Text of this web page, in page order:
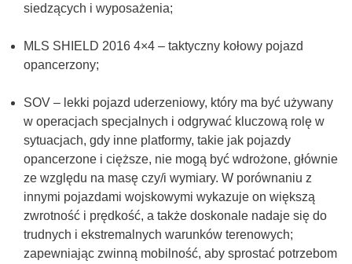
siedzących i wyposażenia;
MLS SHIELD 2016 4×4 – taktyczny kołowy pojazd
opancerzony;
SOV – lekki pojazd uderzeniowy, który ma być używany
w operacjach specjalnych i odgrywać kluczową rolę w
sytuacjach, gdy inne platformy, takie jak pojazdy
opancerzone i cięższe, nie mogą być wdrożone, głównie
ze względu na masę czy/i wymiary. W porównaniu z
innymi pojazdami wojskowymi wykazuje on większą
zwrotność i prędkość, a także doskonale nadaje się do
trudnych i ekstremalnych warunków terenowych;
zapewniając zwinną mobilność, aby sprostać potrzebom